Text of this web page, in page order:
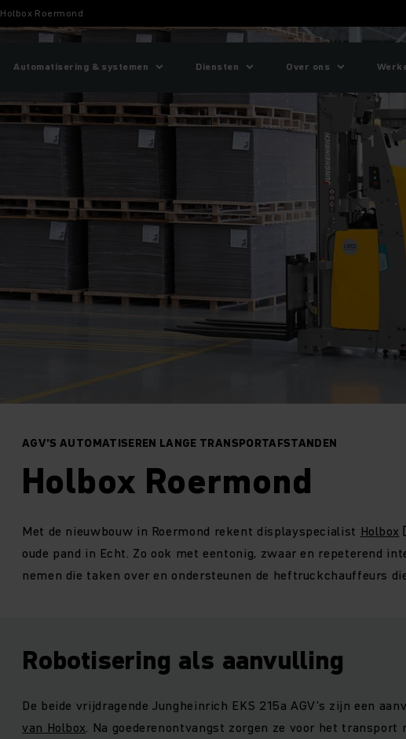
Holbox Roermond
Automatisering & systemen Diensten Over ons
AGV’S AUTOMATISEREN LANGE TRANSPORTAFSTANDEN
Holbox Roermond
Met de nieuwbouw in Roermond rekent displayspecialist Holbox
oude pand in Echt. Zo ook met eentonig, zwaar en repeterend
nemen die taken over en ondersteunen de heftruckchauffeurs
Robotisering als aanvulling
De beide vrijdragende Jungheinrich EKS 215a AGV’s zijn een
van Holbox. Na goederenontvangst zorgen ze voor het transport